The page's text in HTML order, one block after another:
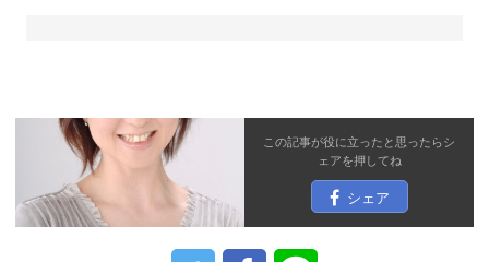
この記事が役に立ったと思ったらシ
ェアを押してね
シェア